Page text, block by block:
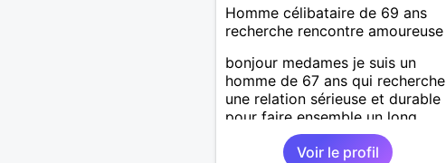
Homme célibataire de 69 ans
recherche rencontre amoureuse
bonjour medames je suis un
homme de 67 ans qui recherche
une relation sérieuse et durable
pour faire ensemble un long
chemin avec tout le bonheur de
l'amour qu'on saura se donner.
Voir le profil